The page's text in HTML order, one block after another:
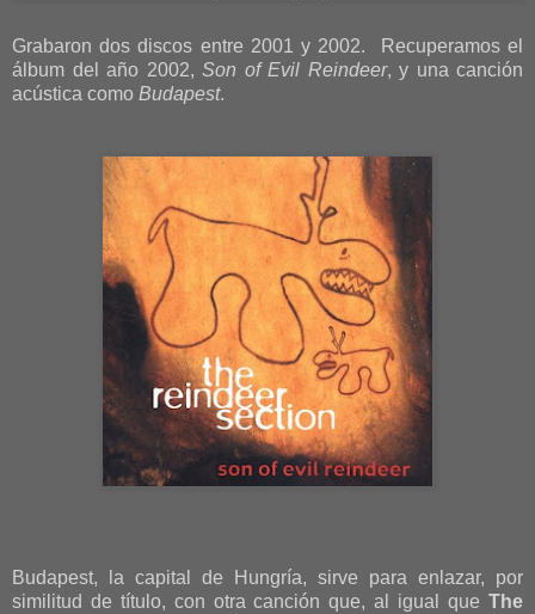
Grabaron dos discos entre 2001 y 2002. Recuperamos el
álbum del año 2002, Son of Evil Reindeer, y una canción
acústica como Budapest.
Budapest, la capital de Hungría, sirve para enlazar, por
similitud de título, con otra canción que, al igual que The